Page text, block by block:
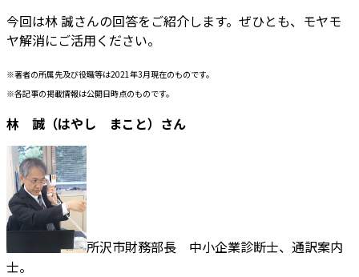
今回は林 誠さんの回答をご紹介します。ぜひとも、モヤモ
ヤ解消にご活用ください。
※著者の所属先及び役職等は2021年3月現在のものです。
※各記事の掲載情報は公開日時点のものです。
林 誠（はやし まこと）さん
所沢市財務部長 中小企業診断士、通訳案内
士。